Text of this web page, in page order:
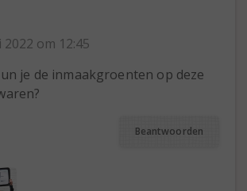
om 12:45
je de inmaakgroenten op deze
Beantwoorden